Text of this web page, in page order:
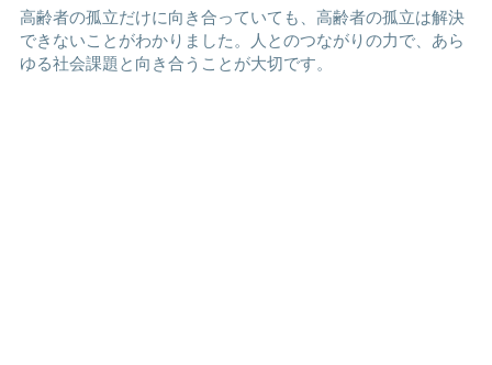
高齢者の孤立だけに向き合っていても、高齢者の孤立は解決
できないことがわかりました。人とのつながりの力で、あら
ゆる社会課題と向き合うことが大切です。